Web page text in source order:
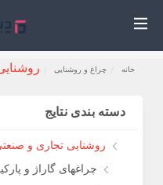
خانه چراغ و روشنایی
دسته بندی نتایج
روشنایی تجاری و
چراغهای گاراژ و